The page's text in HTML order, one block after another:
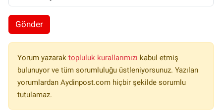
Gönder
Yorum yazarak topluluk kurallarımızı kabul etmiş
bulunuyor ve tüm sorumluluğu üstleniyorsunuz. Yazılan
yorumlardan Aydinpost.com hiçbir şekilde sorumlu
tutulamaz.